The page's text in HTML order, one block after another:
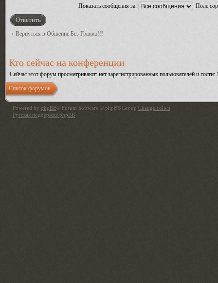
Показать сообщения за: Поле
Ответить
Вернуться в Общение Без Границ!!!
Кто сейчас на конференции
Сейчас этот форум просматривают: нет зарегистрированных пользователей и гости:
Список форумов
Powered by phpBB® Forum Software © phpBB Group Change colors
Русская поддержка phpBB